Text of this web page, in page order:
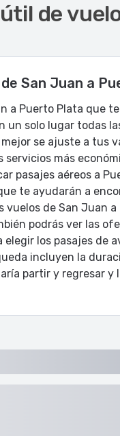
de
San Juan a
a Puerto Plata que
un solo lugar todas
se ajuste a tus
servicios más
pasajes aéreos a
te ayudarán a
vuelos de San Juan
podrás ver las
elegir los pasajes de
incluyen la
partir y regresar y